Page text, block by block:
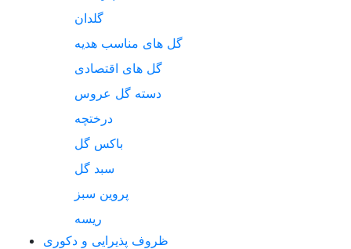
گلدان
گل های مناسب هدیه
گل های اقتصادی
دسته گل عروس
درختچه
باکس گل
سبد گل
پروین سبز
ریسه
ظروف پذیرایی و دکوری